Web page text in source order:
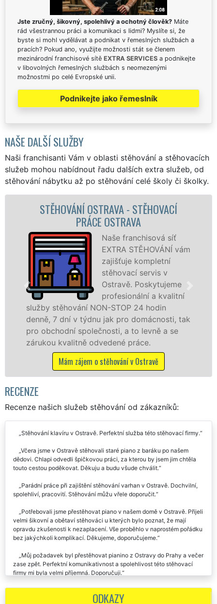
Jste zručný, šikovný, spolehlivý a ochotný člověk? Máte
rád všestrannou práci a komunikaci s lidmi? Myslíte si, že
byste si mohl vydělávat a podnikat v řemeslných službách a
pracích? Pokud ano, využijte možnosti stát se členem
mezinárodní franchisové sítě EXTRA SERVICES a podnikejte
v libovolných řemeslných službách s neomezenými
možnostmi po celé Evropské unii.
Podnikejte jako řemeslník
NAŠE DALŠÍ SLUŽBY
Naši franchisanti Vám v oblasti stěhování a stěhovacích
služeb mohou nabídnout řadu dalších extra služeb, od
stěhování nábytku až po stěhování celé školy či školky.
- STĚHOVACÍ
franchisová síť
STĚHOVÁNÍ vám
kompletní
servis v
Poskytujeme
a kvalitní
STOP 24 hodin
pro domácnosti, tak
a to levně a se
práce.
STĚHOVACÍ
služby zajišťujeme
celém okresu Ostrava
franchisové sítě EXTRA
Nabízíme stěhovací
včetně víkendů a
Mám zájem o
RECENZE
Recenze našich služeb stěhování od zákazníků:
Včera jsme v Ostravě stěhovali staré piano z baráku po našem
dědovi. Chlapi odvedli špičkovou práci, za kterou by jsem jim chtěla
Parádní práce při zajištění stěhování varhan v Ostravě. Dochvilní,
Potřebovali jsme přestěhovat piano v našem domě v Ostravě. Přijeli
velmi šikovní a obětaví stěhováci u kterých bylo poznat, že mají
opravdu zkušenosti k nezaplacení. Vše proběhlo v naprostém pořádku
Můj požadavek byl přestěhovat pianino z Ostravy do Prahy a večer
zase zpět. Perfektní komunikativnost a spolehlivost této stěhovací
Perfektní zajištění stěhování klavíru z Ostravy. Bez chybičky,